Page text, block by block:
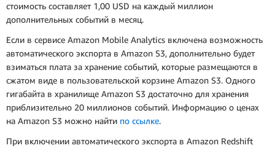
стоимость составляет 1,00 USD на каждый миллион
дополнительных событий в месяц.
Если в сервисе Amazon Mobile Analytics включена возможность
автоматического экспорта в Amazon S3, дополнительно будет
взиматься плата за хранение событий, которые размещаются в
сжатом виде в пользовательской корзине Amazon S3. Одного
гигабайта в хранилище Amazon S3 достаточно для хранения
приблизительно 20 миллионов событий. Информацию о ценах
на Amazon S3 можно найти по ссылке.
При включении автоматического экспорта в Amazon Redshift